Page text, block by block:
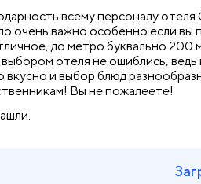
всему персоналу
очень важно особенно если
до метро буквально
отеля не ошиблись,
и выбор блюд
Вы не пожалеете!